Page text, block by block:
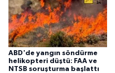
ABD'de yangın söndürme
helikopteri düştü: FAA ve
NTSB soruşturma başlattı